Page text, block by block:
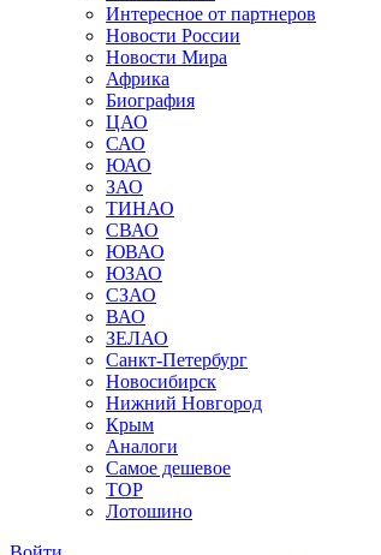
Интересное от партнеров
Новости России
Новости Мира
Африка
Биография
ЦАО
САО
ЮАО
ЗАО
ТИНАО
СВАО
ЮВАО
ЮЗАО
СЗАО
ВАО
ЗЕЛАО
Санкт-Петербург
Новосибирск
Нижний Новгород
Крым
Аналоги
Самое дешевое
TOP
Лотошино